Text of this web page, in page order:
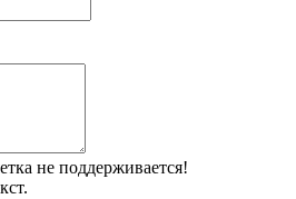
не поддерживается!